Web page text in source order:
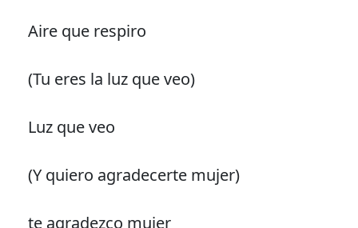
Aire que respiro
(Tu eres la luz que veo)
Luz que veo
(Y quiero agradecerte mujer)
te agradezco mujer